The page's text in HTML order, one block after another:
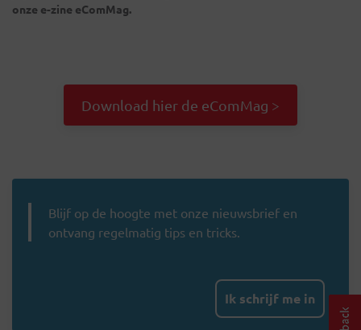
onze e-zine eComMag.
Download hier de eComMag >
Blijf op de hoogte met onze nieuwsbrief en
ontvang regelmatig tips en tricks.
Ik schrijf me in